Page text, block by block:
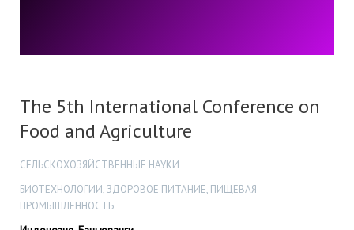
The 5th International Conference on
Food and Agriculture
СЕЛЬСКОХОЗЯЙСТВЕННЫЕ НАУКИ
БИОТЕХНОЛОГИИ, ЗДОРОВОЕ ПИТАНИЕ, ПИЩЕВАЯ
ПРОМЫШЛЕННОСТЬ